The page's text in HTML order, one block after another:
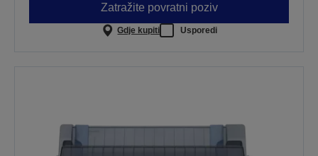
Zatražite povratni poziv
Gdje kupiti Usporedi